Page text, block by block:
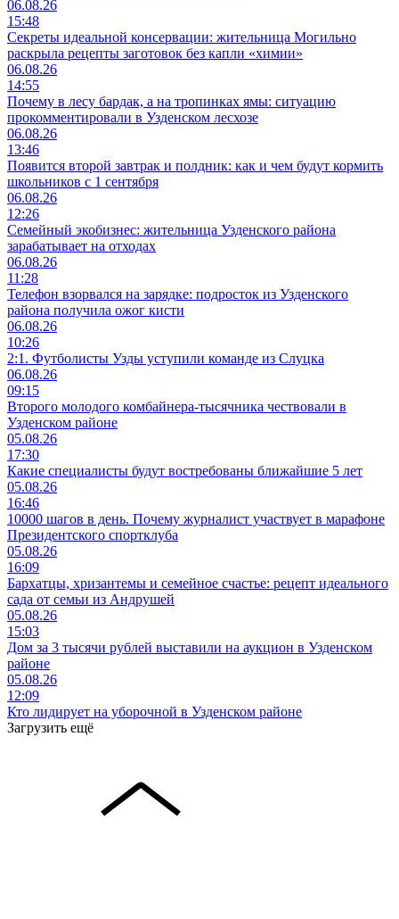
06.08.26
15:48
Секреты идеальной консервации: жительница Могильно
раскрыла рецепты заготовок без капли «химии»
06.08.26
14:55
Почему в лесу бардак, а на тропинках ямы: ситуацию
прокомментировали в Узденском лесхозе
06.08.26
13:46
Появится второй завтрак и полдник: как и чем будут кормить
школьников с 1 сентября
06.08.26
12:26
Семейный экобизнес: жительница Узденского района
зарабатывает на отходах
06.08.26
11:28
Телефон взорвался на зарядке: подросток из Узденского
района получила ожог кисти
06.08.26
10:26
2:1. Футболисты Узды уступили команде из Слуцка
06.08.26
09:15
Второго молодого комбайнера-тысячника чествовали в
Узденском районе
05.08.26
17:30
Какие специалисты будут востребованы ближайшие 5 лет
05.08.26
16:46
10000 шагов в день. Почему журналист участвует в марафоне
Президентского спортклуба
05.08.26
16:09
Бархатцы, хризантемы и семейное счастье: рецепт идеального
сада от семьи из Андрушей
05.08.26
15:03
Дом за 3 тысячи рублей выставили на аукцион в Узденском
районе
05.08.26
12:09
Кто лидирует на уборочной в Узденском районе
Загрузить ещё